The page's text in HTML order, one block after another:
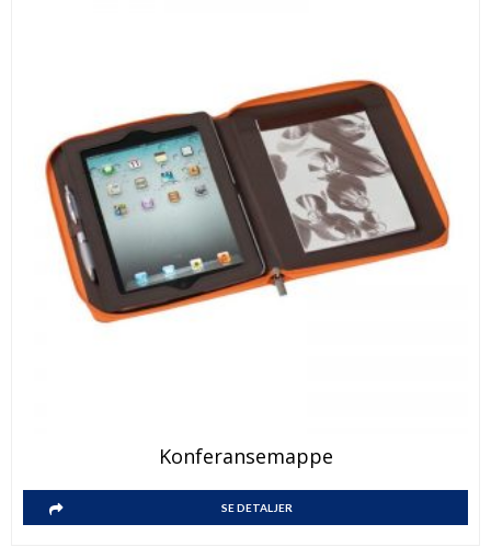
Konferansemappe
SE DETALJER